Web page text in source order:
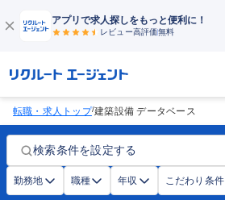
アプリで求人探しをもっと便利に！
レビュー高評価無料
転職・求人トップ/建築設備 データベース
検索条件を設定する
勤務地 職種 年収 こだわり条件